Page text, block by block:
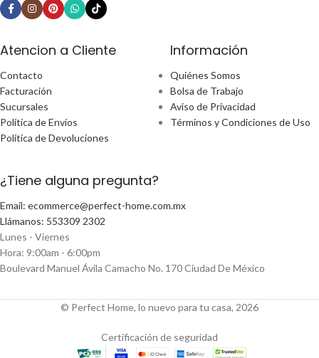
Atencion a Cliente
Contacto
Facturación
Sucursales
Política de Envíos
Política de Devoluciones
Información
Quiénes Somos
Bolsa de Trabajo
Aviso de Privacidad
Términos y Condiciones de Uso
¿Tiene alguna pregunta?
Email: ecommerce@perfect-home.com.mx
Llámanos: 553309 2302
Lunes - Viernes
Hora: 9:00am - 6:00pm
Boulevard Manuel Ávila Camacho No. 170 Ciudad De México
© Perfect Home, lo nuevo para tu casa, 2026
Certificación de seguridad